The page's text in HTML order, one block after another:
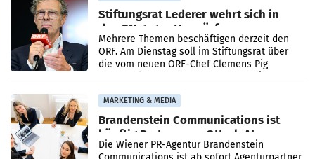
Stiftungsrat Lederer wehrt sich in
den SN gegen Vorwürfe
Mehrere Themen beschäftigen derzeit den
ORF. Am Dienstag soll im Stiftungsrat über
die vom neuen ORF-Chef Clemens Pig
MARKETING & MEDIA
Brandenstein Communications ist
künftig Partner von OtterlyAI
Die Wiener PR-Agentur Brandenstein